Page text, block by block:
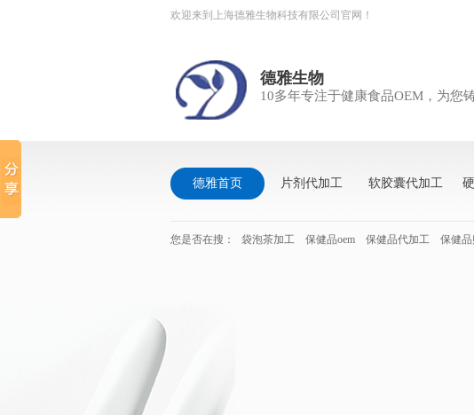
欢迎来到上海德雅生物科技有限公司官网！
德雅生物
10多年专注于健康食品OEM，为您
德雅首页 片剂代加工 软胶囊代加工
您是否在搜： 袋泡茶加工 保健品oem 保健品代加工 保健